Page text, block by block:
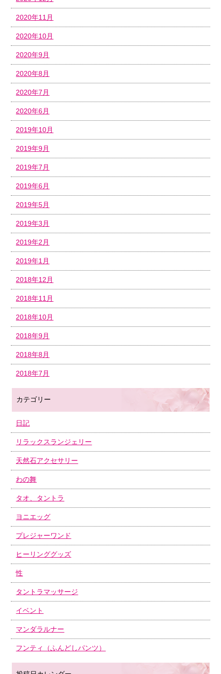
2020年11月
2020年10月
2020年9月
2020年8月
2020年7月
2020年6月
2019年10月
2019年9月
2019年7月
2019年6月
2019年5月
2019年3月
2019年2月
2019年1月
2018年12月
2018年11月
2018年10月
2018年9月
2018年8月
2018年7月
カテゴリー
日記
リラックスランジェリー
天然石アクセサリー
わの舞
タオ、タントラ
ヨニエッグ
プレジャーワンド
ヒーリンググッズ
性
タントラマッサージ
イベント
マンダラルナー
フンティ（ふんどしパンツ）